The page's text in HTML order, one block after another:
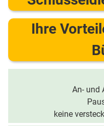
Ihre
An- und
keine